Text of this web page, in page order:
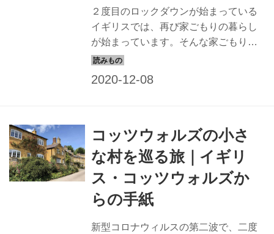
２度目のロックダウンが始まっている
イギリスでは、再び家ごもりの暮らし
が始まっています。そんな家ごもりを
快適に送る、イギリスのリノベーショ
コッツウォルズの小さ
な村を巡る旅｜イギリ
ス・コッツウォルズか
らの手紙
新型コロナウィルスの第二波で、二度